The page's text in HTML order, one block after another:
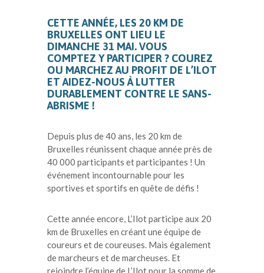
CETTE ANNÉE, LES 20 KM DE
BRUXELLES ONT LIEU LE
DIMANCHE 31 MAI. VOUS
COMPTEZ Y PARTICIPER ? COUREZ
OU MARCHEZ AU PROFIT DE L’ILOT
ET AIDEZ-NOUS À LUTTER
DURABLEMENT CONTRE LE SANS-
ABRISME !
Depuis plus de 40 ans, les 20 km de
Bruxelles réunissent chaque année près de
40 000 participants et participantes ! Un
événement incontournable pour les
sportives et sportifs en quête de défis !
Cette année encore, L’Ilot participe aux 20
km de Bruxelles en créant une équipe de
coureurs et de coureuses. Mais également
de marcheurs et de marcheuses. Et
rejoindre l’équipe de L’Ilot pour la somme de